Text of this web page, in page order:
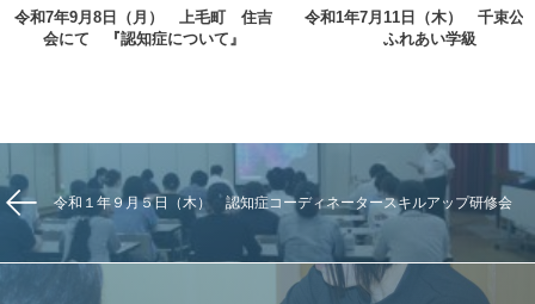
令和7年9月8日（月） 上毛町 住吉
会にて 『認知症について』
令和1年7月11日（木） 千束公
ふれあい学級
令和１年９月５日（木） 認知症コーディネータースキルアップ研修会